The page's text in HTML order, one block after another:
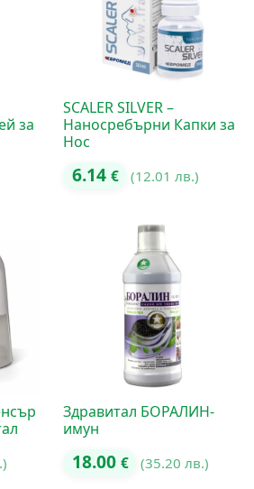
за
SCALER SILVER –
Наносребърни Капки за
Нос
6.14 € (12.01 лв.)
Здравитал БОРАЛИН-
имун
18.00 € (35.20 лв.)